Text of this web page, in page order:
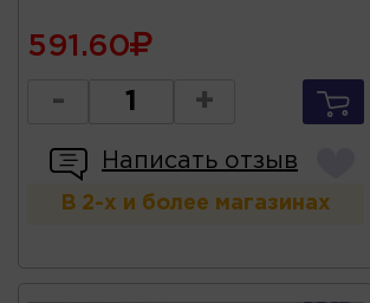
591.60
- +
Написать отзыв
В 2-х и более магазинах